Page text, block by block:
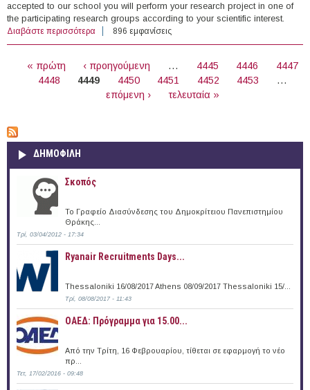
accepted to our school you will perform your research project in one of
the participating research groups according to your scientific interest.
Διαβάστε περισσότερα για International Ph.D. Programs in the Life Sciences,
ETH Zurich and University of Zurich, Switzerland (2016)
896 εμφανίσεις
« πρώτη ‹ προηγούμενη … 4445 4446
4447
4448
4449 4450 4451 4452 4453
…
επόμενη ›
τελευταία »
ΔΗΜΟΦΙΛΗ
Σκοπός
Το Γραφείο Διασύνδεσης του Δημοκρίτειου Πανεπιστημίου
Θράκης...
Τρί, 03/04/2012 - 17:34
Ryanair Recruitments Days...
Thessaloniki 16/08/2017 Athens 08/09/2017 Thessaloniki 15/...
Τρί, 08/08/2017 - 11:43
ΟΑΕΔ: Πρόγραμμα για 15.00...
Από την Τρίτη, 16 Φεβρουαρίου, τίθεται σε εφαρμογή το νέο
πρ...
Τετ, 17/02/2016 - 09:48